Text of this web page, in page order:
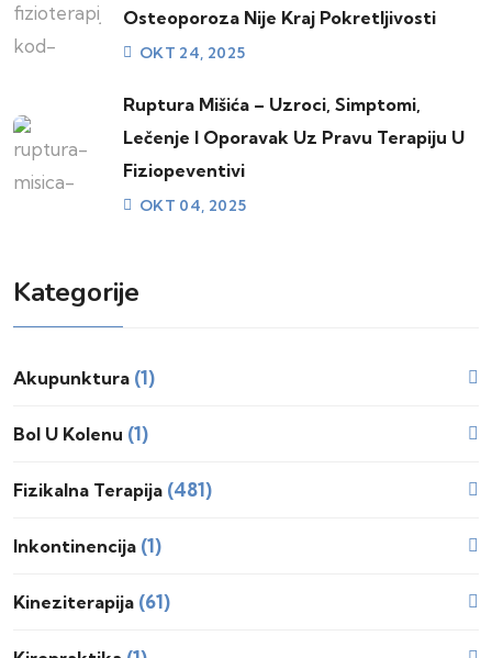
Osteoporoza Nije Kraj Pokretljivosti
OKT 24, 2025
Ruptura Mišića – Uzroci, Simptomi,
Lečenje I Oporavak Uz Pravu Terapiju U
Fiziopeventivi
OKT 04, 2025
Kategorije
Akupunktura (1)
Bol U Kolenu (1)
Fizikalna Terapija (481)
Inkontinencija (1)
Kineziterapija (61)